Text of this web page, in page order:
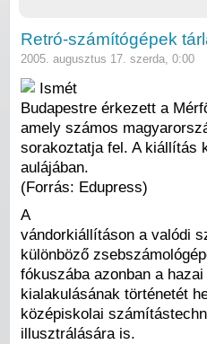
Retró-számítógépek
2005. augusztus 17. szerda, 0:00
Ismét
Budapestre érkezett a
amely számos
sorakoztatja fel. A kiállítás
aulájában.
(Forrás: Edupress)
A
vándorkiállításon a valódi
különböző
fókuszába azonban a
kialakulásának történetét
középiskolai
illusztrálására is.